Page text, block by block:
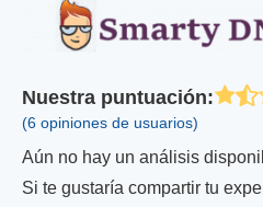
Nuestra puntuación:
(6 opiniones de usuarios)
Aún no hay un análisis
Si te gustaría compartir tu